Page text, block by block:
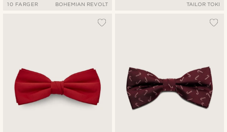
10 FARGER BOHEMIAN REVOLT TAILOR TOKI